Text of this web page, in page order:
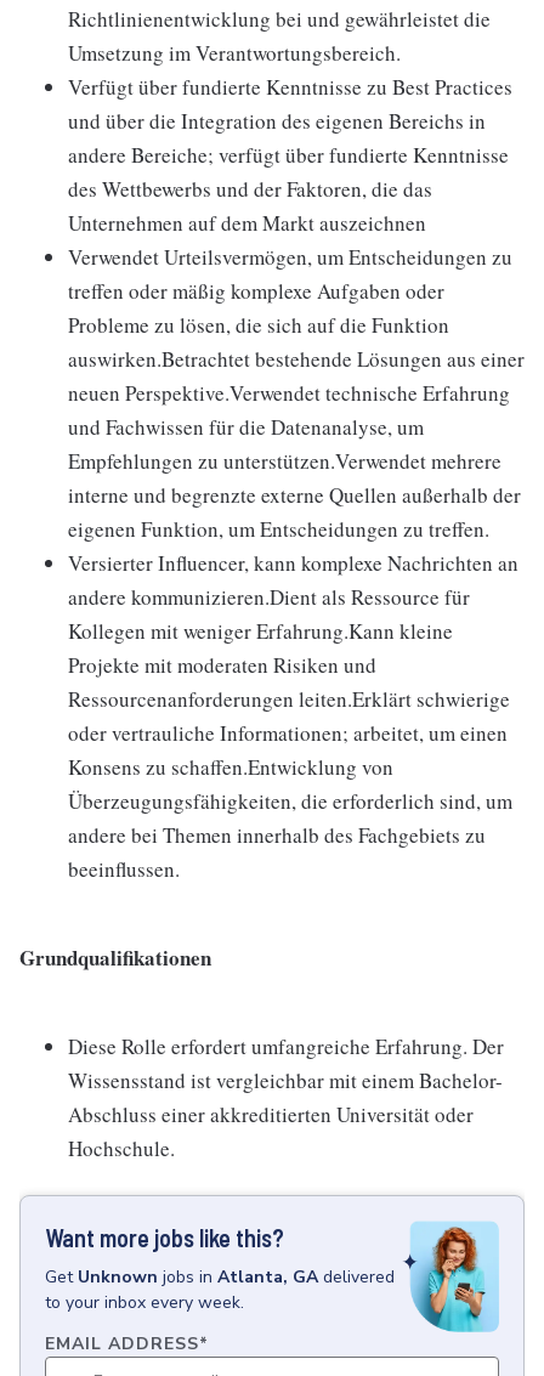
Richtlinienentwicklung bei und gewährleistet die
Umsetzung im Verantwortungsbereich.
Verfügt über fundierte Kenntnisse zu Best Practices
und über die Integration des eigenen Bereichs in
andere Bereiche; verfügt über fundierte Kenntnisse
des Wettbewerbs und der Faktoren, die das
Unternehmen auf dem Markt auszeichnen
Verwendet Urteilsvermögen, um Entscheidungen zu
treffen oder mäßig komplexe Aufgaben oder
Probleme zu lösen, die sich auf die Funktion
auswirken.Betrachtet bestehende Lösungen aus einer
neuen Perspektive.Verwendet technische Erfahrung
und Fachwissen für die Datenanalyse, um
Empfehlungen zu unterstützen.Verwendet mehrere
interne und begrenzte externe Quellen außerhalb der
eigenen Funktion, um Entscheidungen zu treffen.
Versierter Influencer, kann komplexe Nachrichten an
andere kommunizieren.Dient als Ressource für
Kollegen mit weniger Erfahrung.Kann kleine
Projekte mit moderaten Risiken und
Ressourcenanforderungen leiten.Erklärt schwierige
oder vertrauliche Informationen; arbeitet, um einen
Konsens zu schaffen.Entwicklung von
Überzeugungsfähigkeiten, die erforderlich sind, um
andere bei Themen innerhalb des Fachgebiets zu
beeinflussen.
Grundqualifikationen
Diese Rolle erfordert umfangreiche Erfahrung. Der
Wissensstand ist vergleichbar mit einem Bachelor-
Abschluss einer akkreditierten Universität oder
Hochschule.
Want more jobs like this?
Get Unknown jobs in Atlanta, GA delivered
to your inbox every week.
EMAIL ADDRESS*